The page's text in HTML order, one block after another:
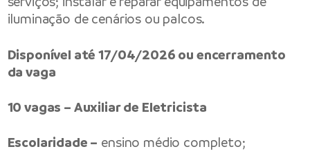
iluminação de cenários ou palcos.
Disponível até 17/04/2026 ou encerramento
da vaga
10 vagas – Auxiliar de Eletricista
Escolaridade – ensino médio completo;